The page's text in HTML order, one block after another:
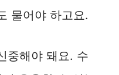
물어야 하고요.
중해야 돼요. 수